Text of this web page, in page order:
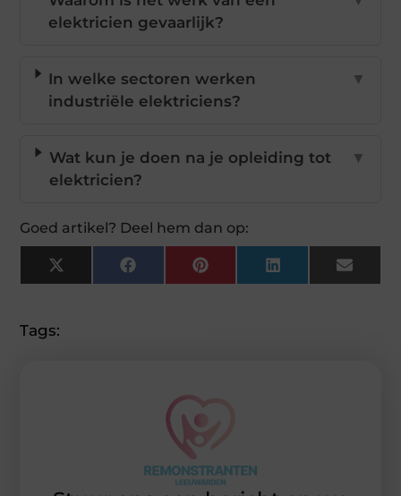
elektricien gevaarlijk?
In welke sectoren werken
industriële elektriciens?
▼
Wat kun je doen na je opleiding tot
elektricien?
▼
Goed artikel? Deel hem dan op:
X
(Twitter)
FacebookPinterestLinkedInEmail
Tags: